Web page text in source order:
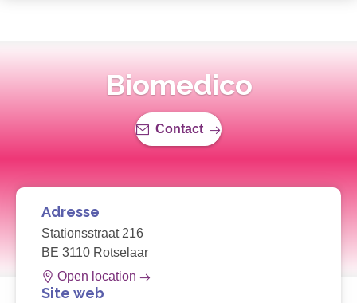
Biomedico
Contact
Adresse
Stationsstraat 216
BE 3110 Rotselaar
Open location
Site web